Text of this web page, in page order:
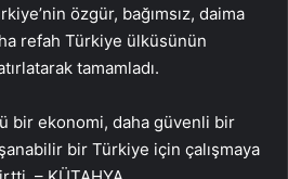
özgür, bağımsız, daima
refah Türkiye ülküsünün
tamamladı.
bir ekonomi, daha güvenli bir
bir Türkiye için çalışmaya